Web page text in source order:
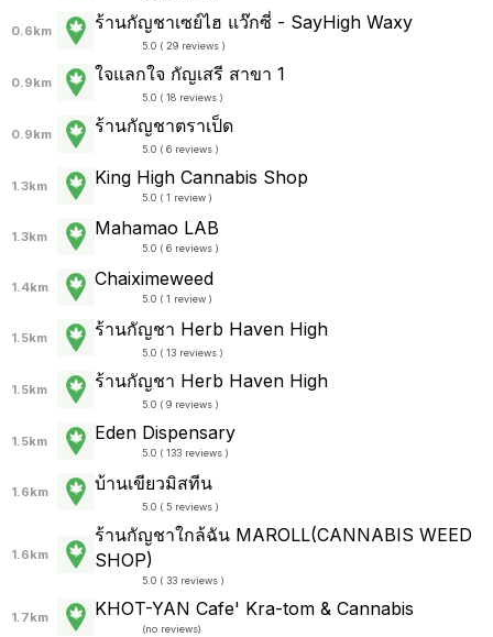
0.6km ร้านกัญชาเซย์ไฮ แว๊กซี่ - SayHigh Waxy
5.0 ( 29 reviews )
0.9km ใจแลกใจ กัญเสรี สาขา 1
5.0 ( 18 reviews )
0.9km ร้านกัญชาตราเป็ด
5.0 ( 6 reviews )
1.3km King High Cannabis Shop
5.0 ( 1 review )
1.3km Mahamao LAB
5.0 ( 6 reviews )
1.4km Chaiximeweed
5.0 ( 1 review )
1.5km ร้านกัญชา Herb Haven High
5.0 ( 13 reviews )
1.5km ร้านกัญชา Herb Haven High
5.0 ( 9 reviews )
1.5km Eden Dispensary
5.0 ( 133 reviews )
1.6km บ้านเขียวมิสทีน
5.0 ( 5 reviews )
1.6km
ร้านกัญชาใกล้ฉัน MAROLL(CANNABIS WEED
SHOP)
5.0 ( 33 reviews )
1.7km KHOT-YAN Cafe' Kra-tom & Cannabis
(no reviews)